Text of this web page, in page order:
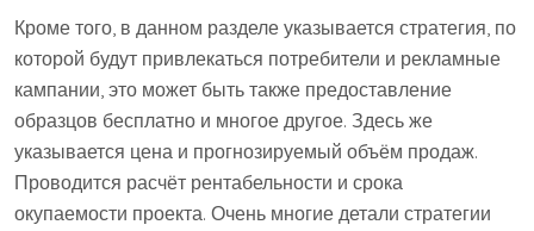
Кроме того, в данном разделе указывается стратегия, по
которой будут привлекаться потребители и рекламные
кампании, это может быть также предоставление
образцов бесплатно и многое другое. Здесь же
указывается цена и прогнозируемый объём продаж.
Проводится расчёт рентабельности и срока
окупаемости проекта. Очень многие детали стратегии